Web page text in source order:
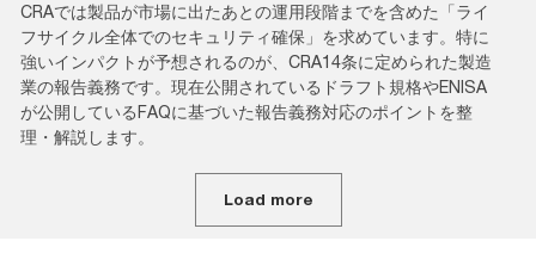
CRAでは製品が市場に出たあとの運用段階までを含めた「ライ
フサイクル全体でのセキュリティ確保」を求めています。特に
強いインパクトが予想されるのが、CRA14条に定められた製造
業の報告義務です。現在公開されているドラフト規格やENISA
が公開しているFAQに基づいた報告義務対応のポイントを整
理・解説します。
Load more